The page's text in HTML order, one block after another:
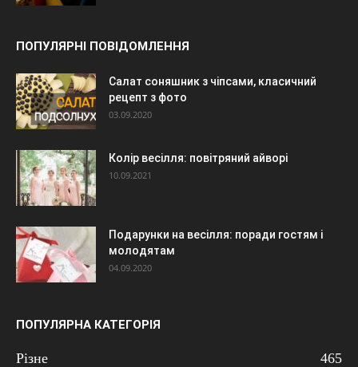
ПОПУЛЯРНІ ПОВІДОМЛЕННЯ
Салат соняшник з чіпсами, класичний
рецепт з фото
03.09.2020
Колір весілля: повітряний айворі
10.09.2021
Подарунки на весілля: поради гостям і
молодятам
04.09.2020
ПОПУЛЯРНА КАТЕГОРІЯ
Різне
465